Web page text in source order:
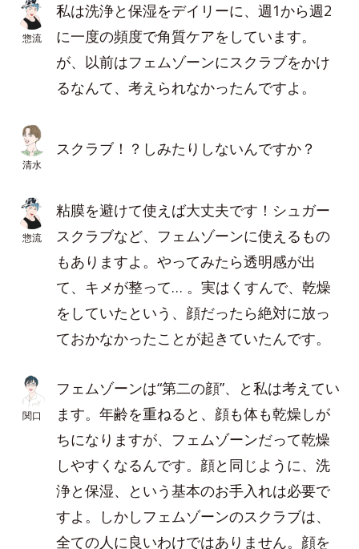
惣流
私は洗浄と保湿をデイリーに、週1から週2
に一度の頻度で角質ケアをしています。
が、以前はフェムゾーンにスクラブをかけ
るなんて、考えられなかったんですよ。
清水
スクラブ！？しみたりしないんですか？
惣流
粘膜を避けて使えば大丈夫です！シュガー
スクラブなど、フェムゾーンに使えるもの
もありますよ。やってみたら透明感が出
て、キメが整って… 。実はくすんで、乾燥
をしていたという、顔だったら絶対に放っ
ておかなかったことが起きていたんです。
関口
フェムゾーンは“第二の顔”、と私は考えてい
ます。年齢を重ねると、顔も体も乾燥しが
ちになりますが、フェムゾーンだって乾燥
しやすくなるんです。顔と同じように、洗
浄と保湿、という基本のお手入れは必要で
すよ。しかしフェムゾーンのスクラブは、
全ての人に良いわけではありません。顔を